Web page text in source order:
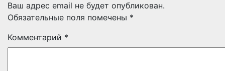
Ваш адрес email не будет опубликован.
Обязательные поля помечены *
Комментарий *